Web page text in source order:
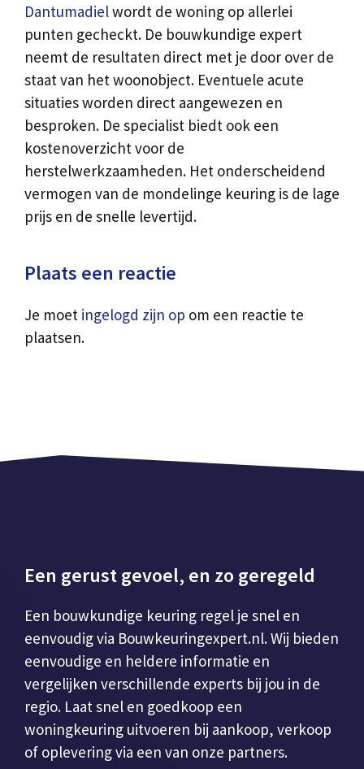
Dantumadielwordt de woning op allerlei
punten gecheckt. De bouwkundige expert
neemt de resultaten direct met je door over de
staat van het woonobject. Eventuele acute
situaties worden direct aangewezen en
besproken. De specialist biedt ook een
kostenoverzicht voor de
herstelwerkzaamheden. Het onderscheidend
vermogen van de mondelinge keuring is de lage
prijs en de snelle levertijd.
Plaats een reactie
Je moet ingelogd zijn op om een reactie te
plaatsen.
Een gerust gevoel, en zo geregeld
Een bouwkundige keuring regel je snel en
eenvoudig via Bouwkeuringexpert.nl. Wij bieden
eenvoudige en heldere informatie en
vergelijken verschillende experts bij jou in de
regio. Laat snel en goedkoop een
woningkeuring uitvoeren bij aankoop, verkoop
of oplevering via een van onze partners.